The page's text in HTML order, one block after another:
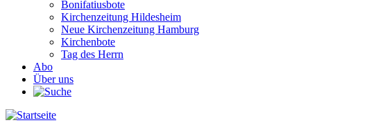
Bonifatiusbote
Kirchenzeitung Hildesheim
Neue Kirchenzeitung Hamburg
Kirchenbote
Tag des Herrn
Abo
Über uns